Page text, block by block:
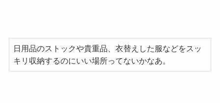
日用品のストックや貴重品、衣替えした服などをスッ
キリ収納するのにいい場所ってないかなあ。